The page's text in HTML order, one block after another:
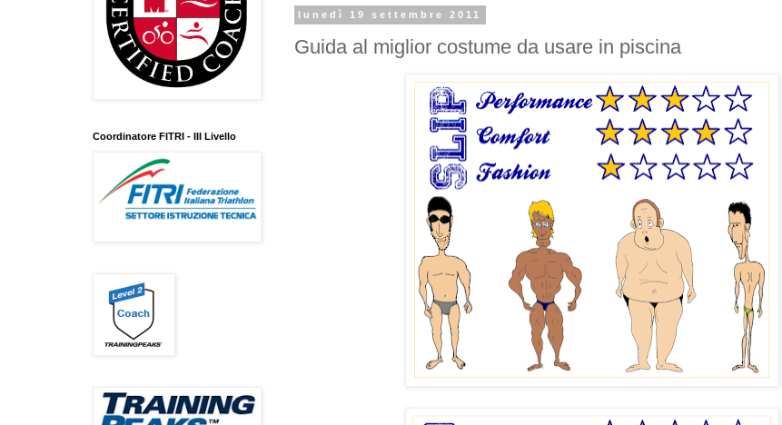
lunedì 19 settembre 2011
Guida al miglior costume da usare in piscina
Coordinatore FITRI - III Livello